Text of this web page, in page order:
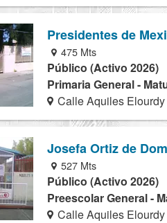
Presidentes de
475 Mts
Público (Activo 2026)
Primaria General -
Calle Aquiles Elourdy
Josefa Ortiz de
527 Mts
Público (Activo 2026)
Preescolar General -
Calle Aquiles